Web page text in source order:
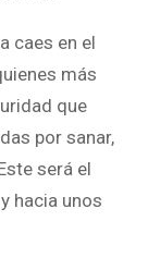
caes en el
más
que
por sanar,
será el
hacia unos